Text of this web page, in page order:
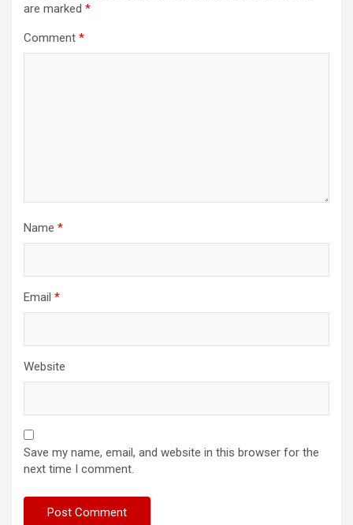
are marked *
Comment *
Name *
Email *
Website
Save my name, email, and website in this browser for the
next time I comment.